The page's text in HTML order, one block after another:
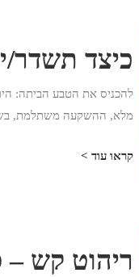
כיצד
להכניס את הטבע הביתה:
מלא, ההשקעה משתלמת, בשל
קראו עוד >
ריהוט קש –